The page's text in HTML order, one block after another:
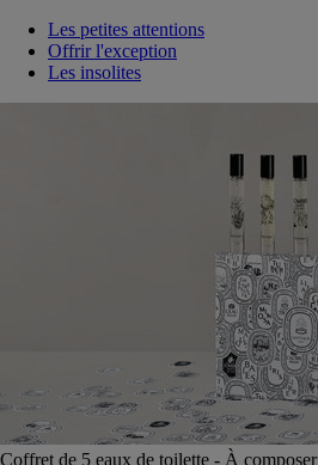
Les petites attentions
Offrir l'exception
Les insolites
Coffret de 5 eaux de toilette - À composer